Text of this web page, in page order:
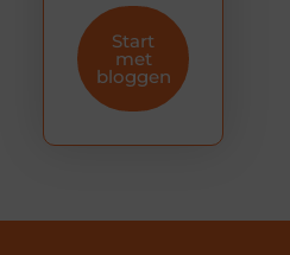
Start
met
bloggen